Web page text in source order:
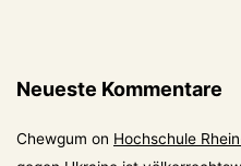
Neueste Kommentare
Chewgum on Hochschule